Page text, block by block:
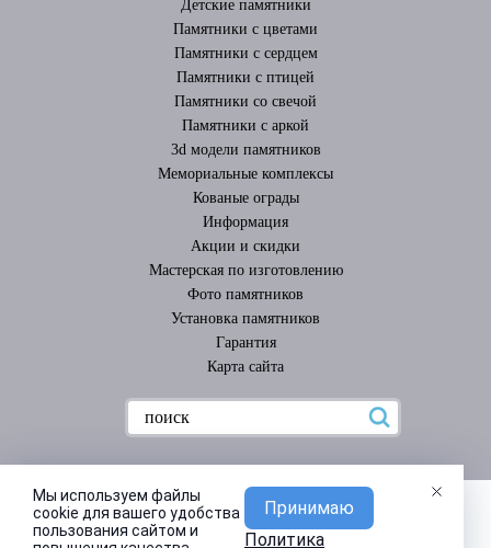
Детские памятники
Памятники с цветами
Памятники с сердцем
Памятники с птицей
Памятники со свечой
Памятники с аркой
3d модели памятников
Мемориальные комплексы
Кованые ограды
Информация
Акции и скидки
Мастерская по изготовлению
Фото памятников
Установка памятников
Гарантия
Карта сайта
Мы используем файлы
cookie для вашего удобства
пользования сайтом и
Принимаю
Политика